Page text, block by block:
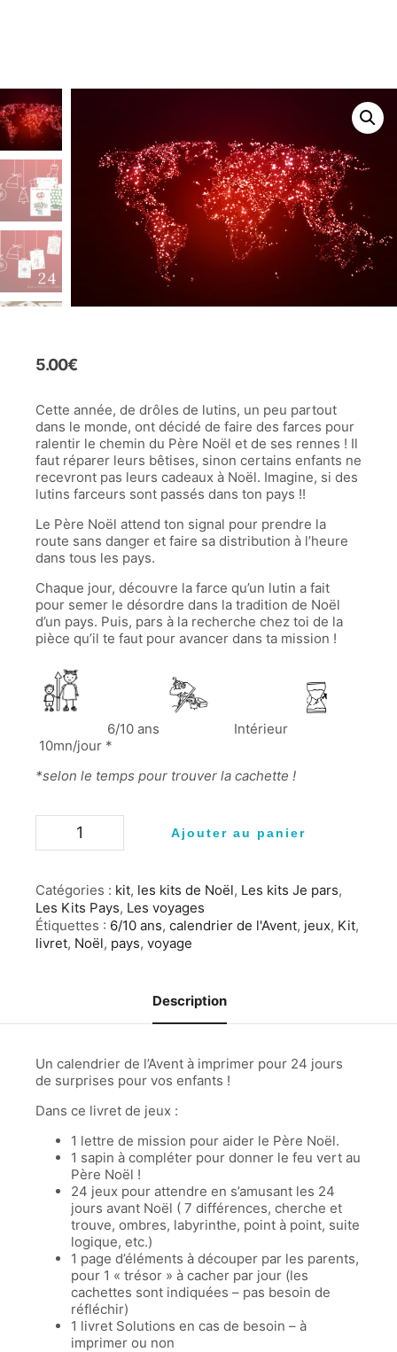
5.00€
Cette année, de drôles de lutins, un peu partout
dans le monde, ont décidé de faire des farces pour
ralentir le chemin du Père Noël et de ses rennes ! Il
faut réparer leurs bêtises, sinon certains enfants ne
recevront pas leurs cadeaux à Noël. Imagine, si des
lutins farceurs sont passés dans ton pays !!
Le Père Noël attend ton signal pour prendre la
route sans danger et faire sa distribution à l’heure
dans tous les pays.
Chaque jour, découvre la farce qu’un lutin a fait
pour semer le désordre dans la tradition de Noël
d’un pays. Puis, pars à la recherche chez toi de la
pièce qu’il te faut pour avancer dans ta mission !
6/10 ans
Intérieur
10mn/jour *
*selon le temps pour trouver la cachette !
Ajouter au panier
Catégories : kit, les kits de Noël, Les kits Je pars,
Les Kits Pays, Les voyages
Étiquettes : 6/10 ans, calendrier de l'Avent, jeux, Kit,
livret, Noël, pays, voyage
Description
Un calendrier de l’Avent à imprimer pour 24 jours
de surprises pour vos enfants !
Dans ce livret de jeux :
1 lettre de mission pour aider le Père Noël.
1 sapin à compléter pour donner le feu vert au
Père Noël !
24 jeux pour attendre en s’amusant les 24
jours avant Noël ( 7 différences, cherche et
trouve, ombres, labyrinthe, point à point, suite
logique, etc.)
1 page d’éléments à découper par les parents,
pour 1 « trésor » à cacher par jour (les
cachettes sont indiquées – pas besoin de
réfléchir)
1 livret Solutions en cas de besoin – à
imprimer ou non